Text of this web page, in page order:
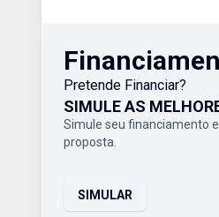
Pretende Financiar?
SIMULE AS
Simule seu financiamento
proposta.
SIMULAR